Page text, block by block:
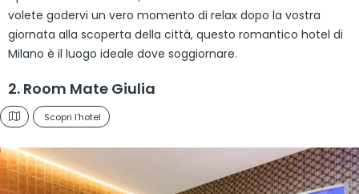
volete godervi un vero momento di relax dopo la vostra
giornata alla scoperta della città, questo romantico hotel di
Milano è il luogo ideale dove soggiornare.
2. Room Mate Giulia
Scopri l'hotel